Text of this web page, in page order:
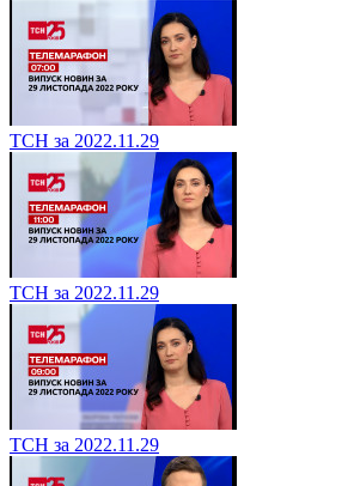
ТСН за 2022.11.29
ТСН за 2022.11.29
ТСН за 2022.11.29